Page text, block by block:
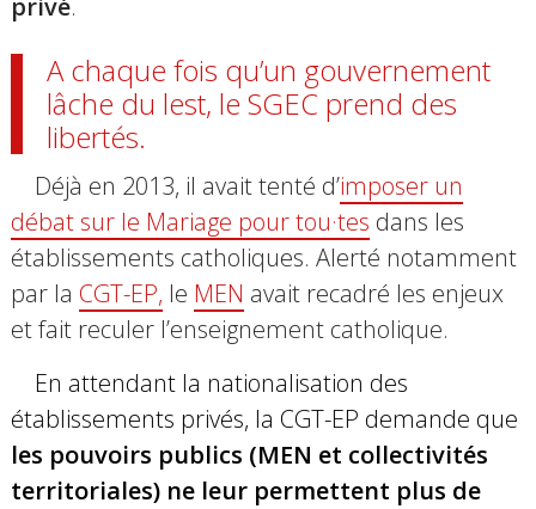
privé.
A chaque fois qu’un gouvernement
lâche du lest, le SGEC prend des
libertés.
Déjà en 2013, il avait tenté d’imposer un
débat sur le Mariage pour tou·tes dans les
établissements catholiques. Alerté notamment
par la CGT-EP, le MEN avait recadré les enjeux
et fait reculer l’enseignement catholique.
En attendant la nationalisation des
établissements privés, la CGT-EP demande que
les pouvoirs publics (MEN et collectivités
territoriales) ne leur permettent plus de